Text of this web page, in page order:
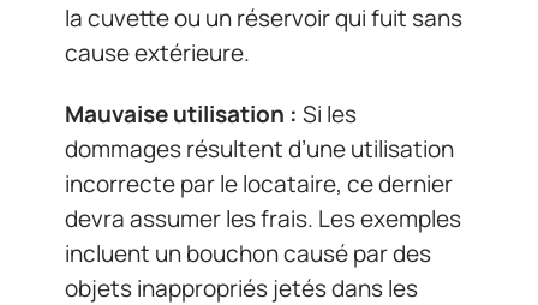
la cuvette ou un réservoir qui fuit sans
cause extérieure.
Mauvaise utilisation : Si les
dommages résultent d’une utilisation
incorrecte par le locataire, ce dernier
devra assumer les frais. Les exemples
incluent un bouchon causé par des
objets inappropriés jetés dans les